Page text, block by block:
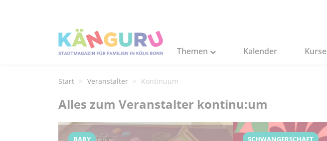
Themen Kalender Kurse
Start Veranstalter Kontinuum
Alles zum Veranstalter kontinu:um
BABY SCHWANGERSCHAFT